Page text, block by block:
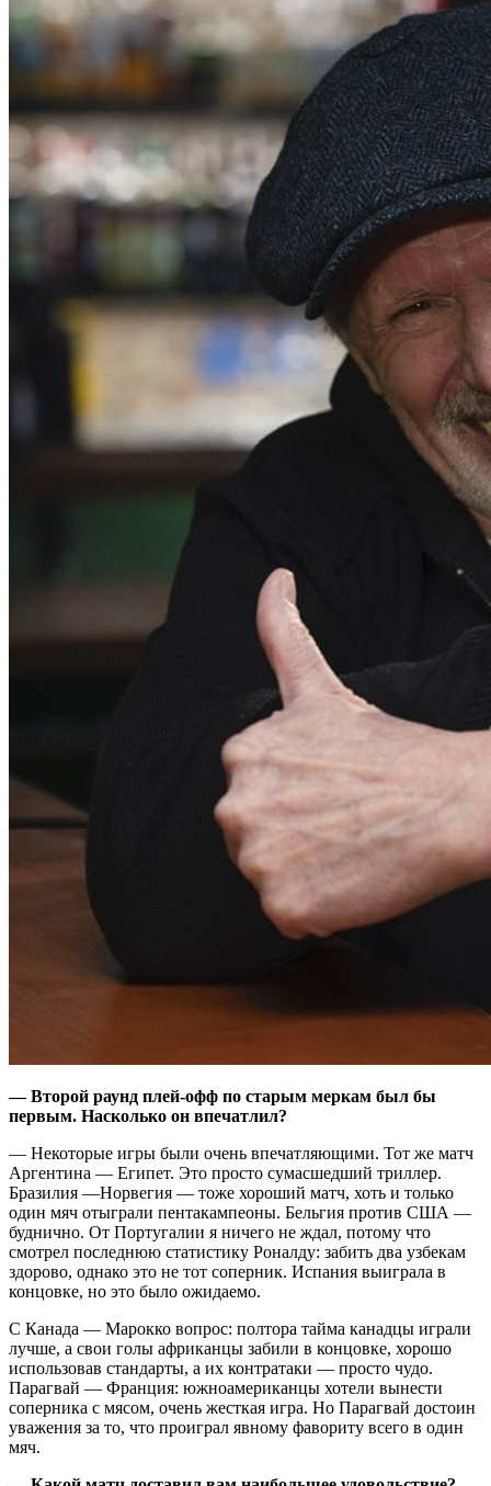
— Второй раунд плей-офф по старым меркам был бы
первым. Насколько он впечатлил?
— Некоторые игры были очень впечатляющими. Тот же матч
Аргентина — Египет. Это просто сумасшедший триллер.
Бразилия —Норвегия — тоже хороший матч, хоть и только
один мяч отыграли пентакампеоны. Бельгия против США —
буднично. От Португалии я ничего не ждал, потому что
смотрел последнюю статистику Роналду: забить два узбекам
здорово, однако это не тот соперник. Испания выиграла в
концовке, но это было ожидаемо.
С Канада — Марокко вопрос: полтора тайма канадцы играли
лучше, а свои голы африканцы забили в концовке, хорошо
использовав стандарты, а их контратаки — просто чудо.
Парагвай — Франция: южноамериканцы хотели вынести
соперника с мясом, очень жесткая игра. Но Парагвай достоин
уважения за то, что проиграл явному фавориту всего в один
мяч.